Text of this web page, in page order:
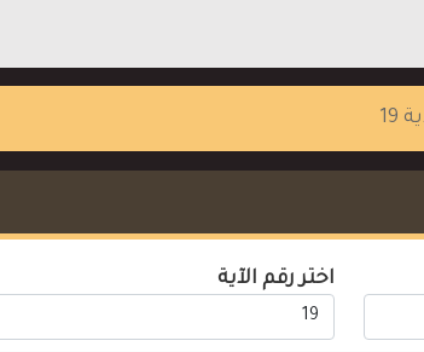
19
اختر رقم الآية